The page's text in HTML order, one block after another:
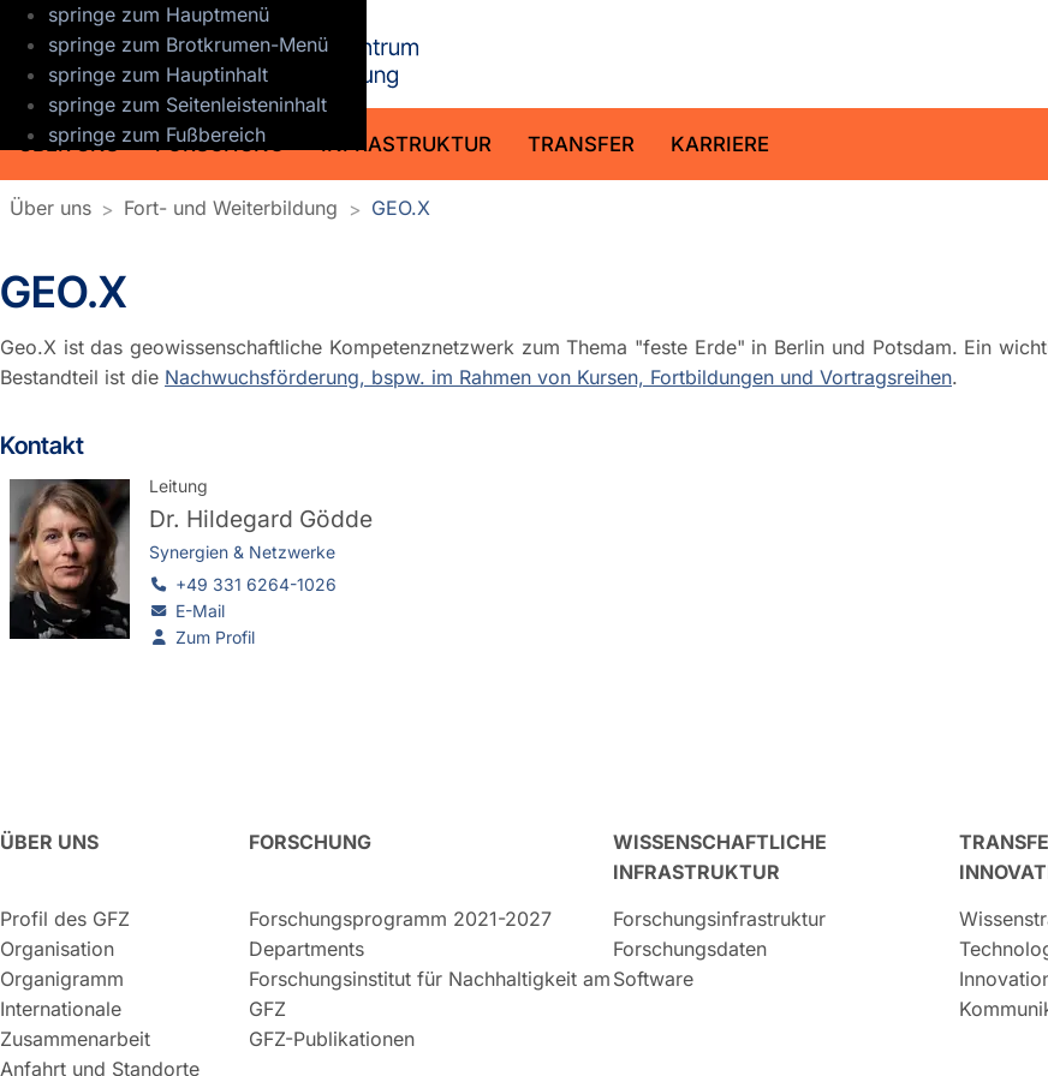
springe zum Hauptmenü
springe zum Brotkrumen-Menü
springe zum Hauptinhalt
springe zum Seitenleisteninhalt
springe zum Fußbereich
ÜBER UNS FORSCHUNG INFRASTRUKTUR TRANSFER KARRIERE
Über uns Fort- und Weiterbildung GEO.X
GEO.X
Geo.X ist das geowissenschaftliche Kompetenznetzwerk zum Thema "feste Erde" in Berlin und Potsdam. Ein
Bestandteil ist die Nachwuchsförderung, bspw. im Rahmen von Kursen, Fortbildungen und Vortragsreihen.
Kontakt
Leitung
Dr. Hildegard Gödde
Synergien & Netzwerke
+49 331 6264-1026
E-Mail
Zum Profil
ÜBER UNS
Profil des GFZ
Organisation
Organigramm
Internationale
Zusammenarbeit
Anfahrt und Standorte
FORSCHUNG
Forschungsprogramm 2021-2027
Departments
Forschungsinstitut für Nachhaltigkeit am
GFZ
GFZ-Publikationen
WISSENSCHAFTLICHE
INFRASTRUKTUR
Forschungsinfrastruktur
Forschungsdaten
Software